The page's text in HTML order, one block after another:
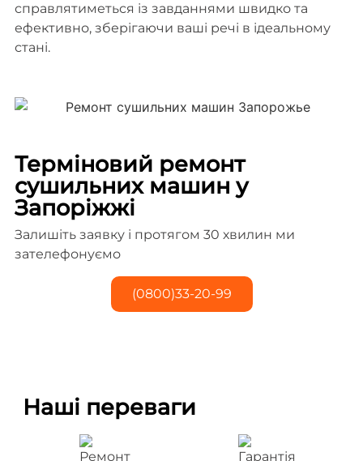
справлятиметься із завданнями швидко та
ефективно, зберігаючи ваші речі в ідеальному
стані.
Терміновий ремонт
сушильних машин у
Запоріжжі
Залишіть заявку і протягом 30 хвилин ми
зателефонуємо
(0800)33-20-99
Наші переваги